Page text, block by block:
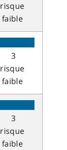
risque
faible
3
risque
faible
3
risque
faible